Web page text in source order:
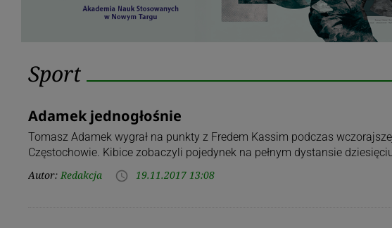
Kategoria:
Sport
Sport
Adamek jednogłośnie
Tomasz Adamek wygrał na punkty z Fredem Kassim podczas
Częstochowie. Kibice zobaczyli pojedynek na pełnym dystansie
Autor: Redakcja access_time 19.11.2017 13:08